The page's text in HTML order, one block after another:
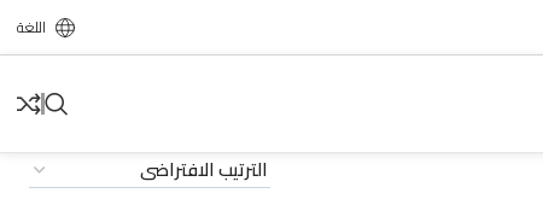
اللغة